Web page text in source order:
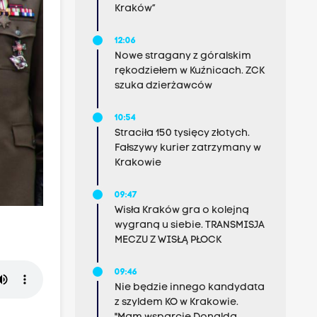
Kraków”
12:06
Nowe stragany z góralskim
rękodziełem w Kuźnicach. ZCK
szuka dzierżawców
10:54
Straciła 150 tysięcy złotych.
Fałszywy kurier zatrzymany w
Krakowie
09:47
Wisła Kraków gra o kolejną
wygraną u siebie. TRANSMISJA
MECZU Z WISŁĄ PŁOCK
09:46
Nie będzie innego kandydata
z szyldem KO w Krakowie.